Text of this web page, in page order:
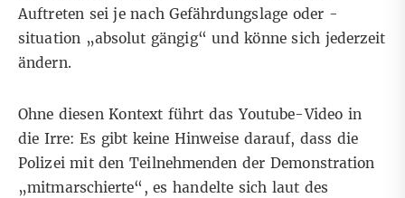
Auftreten sei je nach Gefährdungslage oder -
situation „absolut gängig“ und könne sich jederzeit
ändern.
Ohne diesen Kontext führt das Youtube-Video in
die Irre: Es gibt keine Hinweise darauf, dass die
Polizei mit den Teilnehmenden der Demonstration
„mitmarschierte“, es handelte sich laut des